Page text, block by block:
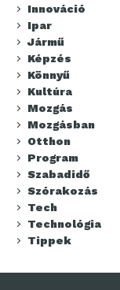
Innováció
Ipar
Jármű
Képzés
Könnyű
Kultúra
Mozgás
Mozgásban
Otthon
Program
Szabadidő
Szórakozás
Tech
Technológia
Tippek